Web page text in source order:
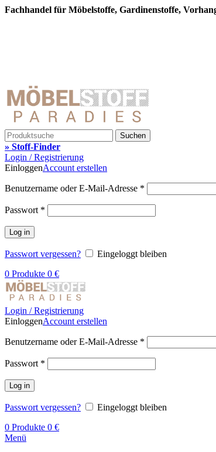
Fachhandel für Möbelstoffe, Gardinenstoffe,
Suchen
» Stoff-Finder
Login / Registrierung
EinloggenAccount erstellen
Benutzername oder E-Mail-Adresse *
Passwort *
Log in
Passwort vergessen?
Eingeloggt bleiben
0 Produkte 0 €
Login / Registrierung
EinloggenAccount erstellen
Benutzername oder E-Mail-Adresse *
Passwort *
Log in
Passwort vergessen?
Eingeloggt bleiben
0 Produkte 0 €
Menü